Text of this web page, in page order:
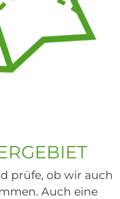
prüfe, ob wir auch
Auch eine